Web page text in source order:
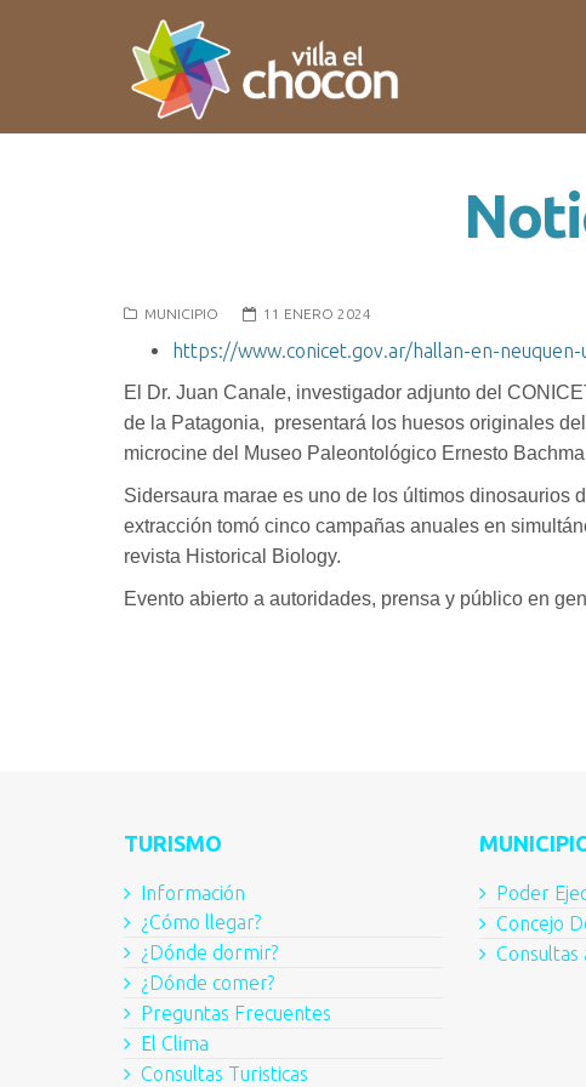
MUNICIPIO 11 ENERO 2024
https://www.conicet.gov.ar/hallan-en-
El Dr. Juan Canale, investigador adjunto del
de la Patagonia, presentará los huesos originales
microcine del Museo Paleontológico Ernesto
Sidersaura marae es uno de los últimos dinosaurios
extracción tomó cinco campañas anuales en
revista Historical Biology.
Evento abierto a autoridades, prensa y público en
TURISMO
Información
¿Cómo llegar?
¿Dónde dormir?
¿Dónde comer?
Preguntas Frecuentes
El Clima
Consultas Turisticas
Poder
Concejo
Consultas